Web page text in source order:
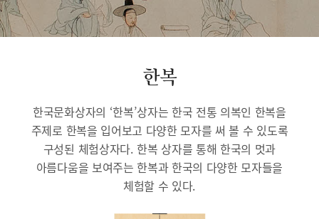
한복
한국문화상자의 ‘한복’상자는 한국 전통 의복인 한복을
주제로 한복을 입어보고 다양한 모자를 써 볼 수 있도록
구성된 체험상자다. 한복 상자를 통해 한국의 멋과
아름다움을 보여주는 한복과 한국의 다양한 모자들을
체험할 수 있다.